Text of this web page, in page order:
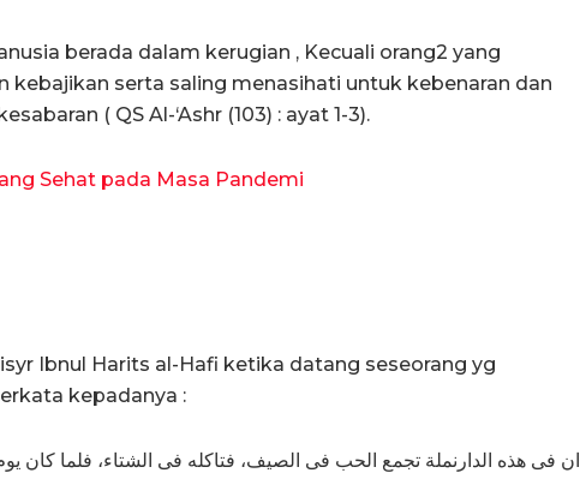
berada dalam kerugian , Kecuali orang2 yang
kebajikan serta saling menasihati untuk kebenaran dan
( QS Al-‘Ashr (103) : ayat 1-3).
Sehat pada Masa Pandemi
Ibnul Harits al-Hafi ketika datang seseorang yg
kepadanya :
ان فى هذه الدارنملة تجمع الحب فى الصيف، فتاكله فى الشتاء، فلما كان